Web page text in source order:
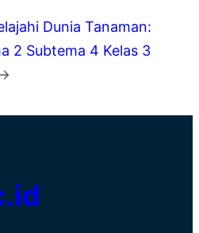
Dunia Tanaman:
2 Subtema 4 Kelas 3